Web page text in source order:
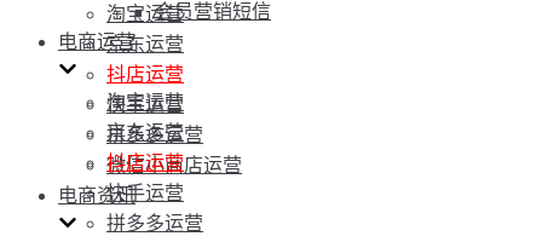
淘宝运营
京东运营
抖店运营
快手运营
拼多多运营
微信小商店运营
电商资讯
会员营销短信
电商运营
淘宝运营
京东运营
抖店运营
快手运营
拼多多运营